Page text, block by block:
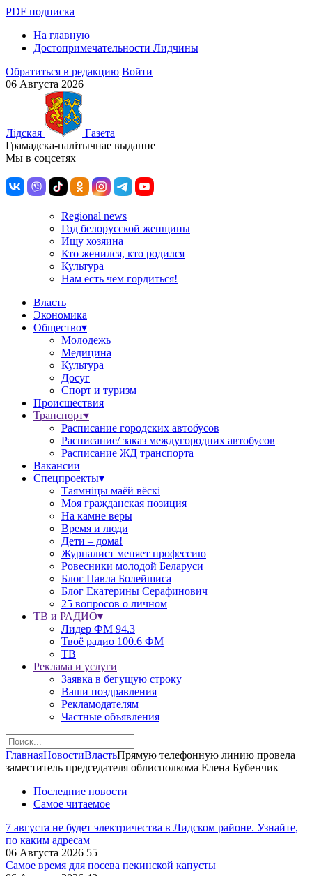
PDF подписка
На главную
Достопримечательности Лидчины
Обратиться в редакцию Войти
06 Августа 2026
Лiдская
Газета
Грамадска-палiтычнае выданне
Мы в соцсетях
Regional news
Год белорусской женщины
Ищу хозяина
Кто женился, кто родился
Культура
Нам есть чем гордиться!
Власть
Экономика
Общество▾
Молодежь
Медицина
Культура
Досуг
Спорт и туризм
Происшествия
Транспорт▾
Расписание городских автобусов
Расписание/ заказ междугородних автобусов
Расписание ЖД транспорта
Вакансии
Спецпроекты▾
Таямніцы маёй вёскі
Моя гражданская позиция
На камне веры
Время и люди
Дети – дома!
Журналист меняет профессию
Ровесники молодой Беларуси
Блог Павла Болейшиса
Блог Екатерины Серафинович
25 вопросов о личном
ТВ и РАДИО▾
Лидер ФМ 94.3
Твоё радио 100.6 ФМ
ТВ
Реклама и услуги
Заявка в бегущую строку
Ваши поздравления
Рекламодателям
Частные объявления
ГлавнаяНовостиВластьПрямую телефонную линию провела
заместитель председателя облисполкома Елена Бубенчик
Последние новости
Самое читаемое
7 августа не будет электричества в Лидском районе. Узнайте,
по каким адресам
06 Августа 2026 55
Самое время для посева пекинской капусты